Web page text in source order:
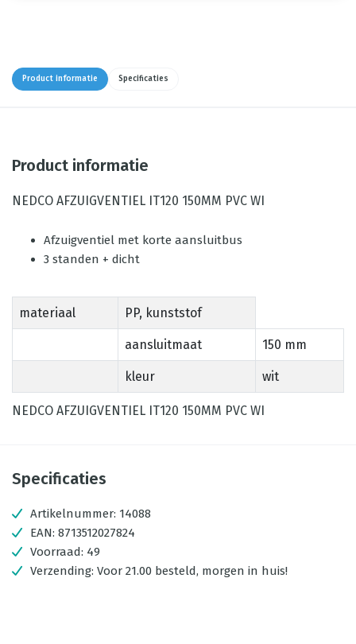
Product informatie Specificaties
Product informatie
NEDCO AFZUIGVENTIEL IT120 150MM PVC WI
Afzuigventiel met korte aansluitbus
3 standen + dicht
materiaal PP, kunststof
aansluitmaat 150 mm
kleur wit
NEDCO AFZUIGVENTIEL IT120 150MM PVC WI
Specificaties
Artikelnummer: 14088
EAN: 8713512027824
Voorraad: 49
Verzending: Voor 21.00 besteld, morgen in huis!